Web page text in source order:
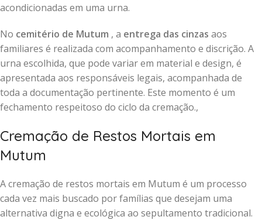
acondicionadas em uma urna.
No cemitério de Mutum , a entrega das cinzas aos
familiares é realizada com acompanhamento e discrição. A
urna escolhida, que pode variar em material e design, é
apresentada aos responsáveis legais, acompanhada de
toda a documentação pertinente. Este momento é um
fechamento respeitoso do ciclo da cremação.,
Cremação de Restos Mortais em
Mutum
A cremação de restos mortais em Mutum é um processo
cada vez mais buscado por famílias que desejam uma
alternativa digna e ecológica ao sepultamento tradicional.